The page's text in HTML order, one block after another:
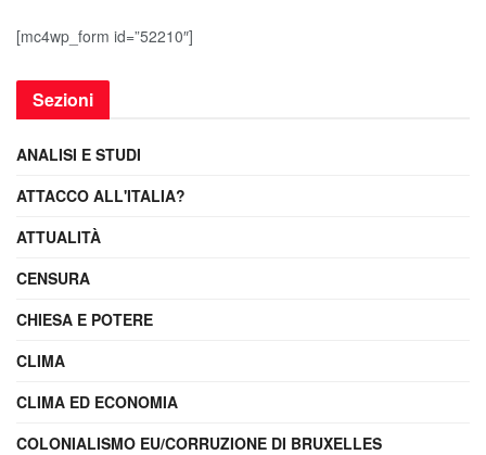
[mc4wp_form id=”52210″]
Sezioni
ANALISI E STUDI
ATTACCO ALL'ITALIA?
ATTUALITÀ
CENSURA
CHIESA E POTERE
CLIMA
CLIMA ED ECONOMIA
COLONIALISMO EU/CORRUZIONE DI BRUXELLES